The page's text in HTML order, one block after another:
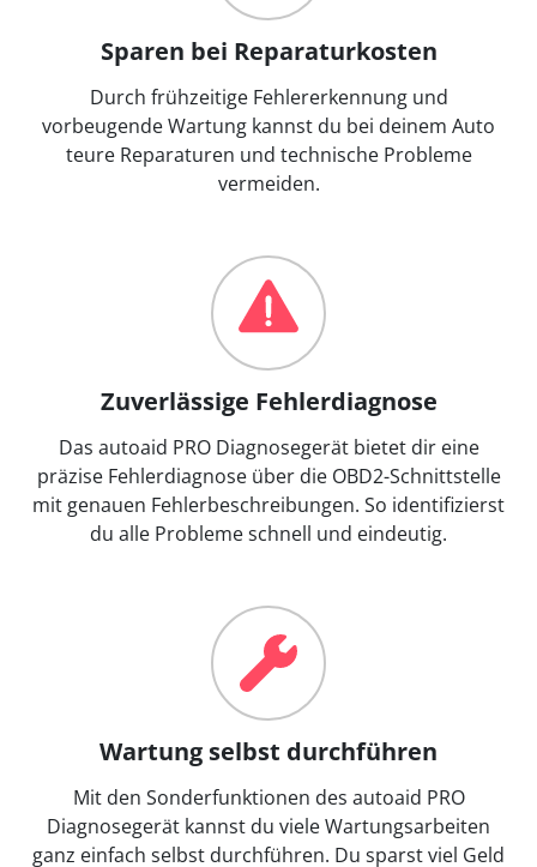
Sparen bei Reparaturkosten
Durch frühzeitige Fehlererkennung und
vorbeugende Wartung kannst du bei deinem Auto
teure Reparaturen und technische Probleme
vermeiden.
Zuverlässige Fehlerdiagnose
Das autoaid PRO Diagnosegerät bietet dir eine
präzise Fehlerdiagnose über die OBD2-Schnittstelle
mit genauen Fehlerbeschreibungen. So identifizierst
du alle Probleme schnell und eindeutig.
Wartung selbst durchführen
Mit den Sonderfunktionen des autoaid PRO
Diagnosegerät kannst du viele Wartungsarbeiten
ganz einfach selbst durchführen. Du sparst viel Geld